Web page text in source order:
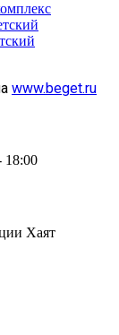
www.beget.ru
18:00
Хаят